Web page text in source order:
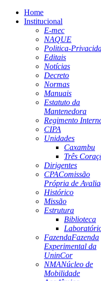
Home
Institucional
E-mec
NAQUE
Politica-
Editais
Notícias
Decreto
Normas
Manuais
Estatuto da
Mantenedora
Regimento
CIPA
Unidades
Caxambu
Três
Dirigentes
CPAComissão
Própria de
Histórico
Missão
Estrutura
Biblioteca
FazendaFazenda
Experimental da
UninCor
NMANúcleo de
Mobilidade